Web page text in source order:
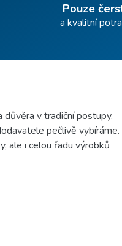
Pouze
a kvalitní
důvěra v tradiční postupy.
pečlivě vybíráme.
ale i celou řadu výrobků